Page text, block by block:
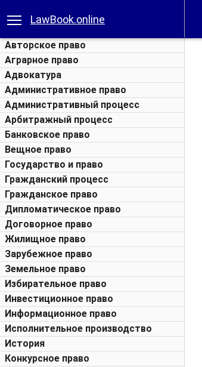
LawBook.online
Авторское право
Аграрное право
Адвокатура
Административное право
Административный процесс
Арбитражный процесс
Банковское право
Вещное право
Государство и право
Гражданский процесс
Гражданское право
Дипломатическое право
Договорное право
Жилищное право
Зарубежное право
Земельное право
Избирательное право
Инвестиционное право
Информационное право
Исполнительное производство
История
Конкурсное право